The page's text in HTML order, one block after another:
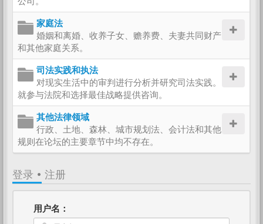
家庭法
婚姻和离婚、收养子女、赡养费、夫妻共同财产
和其他家庭关系。
司法实践和执法
对现实生活中的审判进行分析并研究司法实践。
就参与法院和选择最佳战略提供咨询。
其他法律领域
行政、土地、森林、城市规划法、会计法和其他
规则在论坛的主要章节中均不存在。
登录 • 注册
用户名：